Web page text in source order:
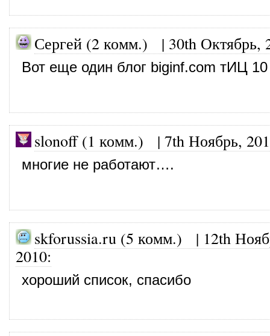
Сергей (2 комм.) | 30th Октябрь,
Вот еще один блог biginf.com тИЦ 10
slonoff (1 комм.) | 7th Ноябрь,
многие не работают….
skforussia.ru (5 комм.) | 12th
2010:
хороший список, спасибо